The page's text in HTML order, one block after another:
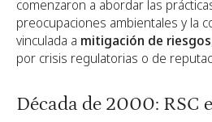
comenzaron a abordar las
preocupaciones ambientales y la
vinculada a mitigación de riesgos
por crisis regulatorias o de
Década de 2000: RSC